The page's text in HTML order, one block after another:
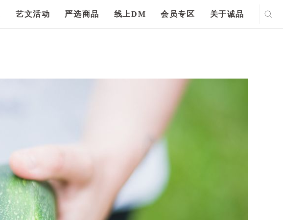
艺文活动 严选商品 线上DM 会员专区 关于诚品